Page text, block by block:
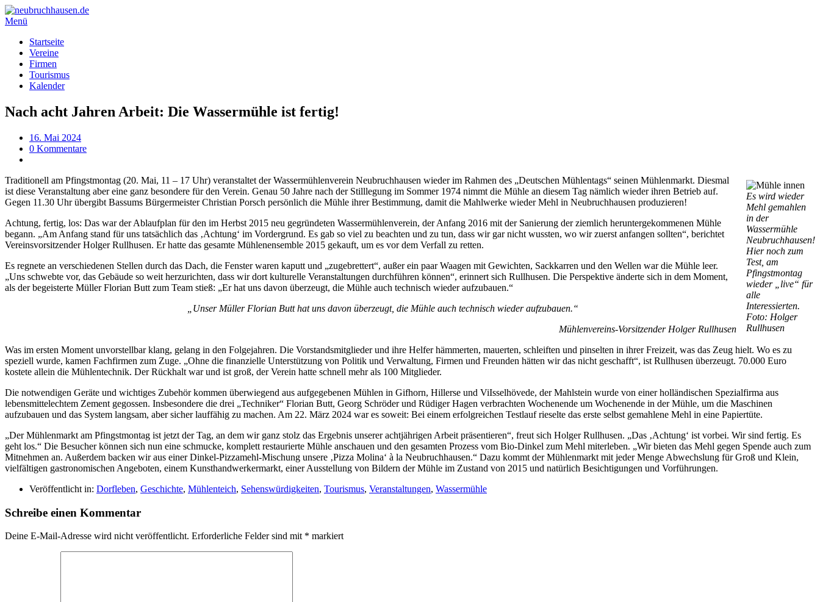
Menü
Startseite
Vereine
Firmen
Tourismus
Kalender
Nach acht Jahren Arbeit: Die Wassermühle ist fertig!
16. Mai 2024
0 Kommentare
Es wird wieder
Mehl gemahlen
in der
Wassermühle
Neubruchhausen!
Hier noch zum
Test, am
Pfingstmontag
wieder „live“ für
alle
Interessierten.
Foto: Holger
Rullhusen
Traditionell am Pfingstmontag (20. Mai, 11 – 17 Uhr) veranstaltet der Wassermühlenverein Neubruchhausen wieder im Rahmen des „Deutschen Mühlentags“ seinen Mühlenmarkt. Diesmal
ist diese Veranstaltung aber eine ganz besondere für den Verein. Genau 50 Jahre nach der Stilllegung im Sommer 1974 nimmt die Mühle an diesem Tag nämlich wieder ihren Betrieb auf.
Gegen 11.30 Uhr übergibt Bassums Bürgermeister Christian Porsch persönlich die Mühle ihrer Bestimmung, damit die Mahlwerke wieder Mehl in Neubruchhausen produzieren!
Achtung, fertig, los: Das war der Ablaufplan für den im Herbst 2015 neu gegründeten Wassermühlenverein, der Anfang 2016 mit der Sanierung der ziemlich heruntergekommenen Mühle
begann. „Am Anfang stand für uns tatsächlich das ‚Achtung‘ im Vordergrund. Es gab so viel zu beachten und zu tun, dass wir gar nicht wussten, wo wir zuerst anfangen sollten“, berichtet
Vereinsvorsitzender Holger Rullhusen. Er hatte das gesamte Mühlenensemble 2015 gekauft, um es vor dem Verfall zu retten.
Es regnete an verschiedenen Stellen durch das Dach, die Fenster waren kaputt und „zugebrettert“, außer ein paar Waagen mit Gewichten, Sackkarren und den Wellen war die Mühle leer.
„Uns schwebte vor, das Gebäude so weit herzurichten, dass wir dort kulturelle Veranstaltungen durchführen können“, erinnert sich Rullhusen. Die Perspektive änderte sich in dem Moment,
als der begeisterte Müller Florian Butt zum Team stieß: „Er hat uns davon überzeugt, die Mühle auch technisch wieder aufzubauen.“
„Unser Müller Florian Butt hat uns davon überzeugt, die Mühle auch technisch wieder aufzubauen.“
Mühlenvereins-Vorsitzender Holger Rullhusen
Was im ersten Moment unvorstellbar klang, gelang in den Folgejahren. Die Vorstandsmitglieder und ihre Helfer hämmerten, mauerten, schleiften und pinselten in ihrer Freizeit, was das Zeug hielt. Wo es zu
speziell wurde, kamen Fachfirmen zum Zuge. „Ohne die finanzielle Unterstützung von Politik und Verwaltung, Firmen und Freunden hätten wir das nicht geschafft“, ist Rullhusen überzeugt. 70.000 Euro
kostete allein die Mühlentechnik. Der Rückhalt war und ist groß, der Verein hatte schnell mehr als 100 Mitglieder.
Die notwendigen Geräte und wichtiges Zubehör kommen überwiegend aus aufgegebenen Mühlen in Gifhorn, Hillerse und ViIsselhövede, der Mahlstein wurde von einer holländischen Spezialfirma aus
lebensmittelechtem Zement gegossen. Insbesondere die drei „Techniker“ Florian Butt, Georg Schröder und Rüdiger Hagen verbrachten Wochenende um Wochenende in der Mühle, um die Maschinen
aufzubauen und das System langsam, aber sicher lauffähig zu machen. Am 22. März 2024 war es soweit: Bei einem erfolgreichen Testlauf rieselte das erste selbst gemahlene Mehl in eine Papiertüte.
„Der Mühlenmarkt am Pfingstmontag ist jetzt der Tag, an dem wir ganz stolz das Ergebnis unserer achtjährigen Arbeit präsentieren“, freut sich Holger Rullhusen. „Das ‚Achtung‘ ist vorbei. Wir sind fertig. Es
geht los.“ Die Besucher können sich nun eine schmucke, komplett restaurierte Mühle anschauen und den gesamten Prozess vom Bio-Dinkel zum Mehl miterleben. „Wir bieten das Mehl gegen Spende auch zum
Mitnehmen an. Außerdem backen wir aus einer Dinkel-Pizzamehl-Mischung unsere ‚Pizza Molina‘ à la Neubruchhausen.“ Dazu kommt der Mühlenmarkt mit jeder Menge Abwechslung für Groß und Klein,
vielfältigen gastronomischen Angeboten, einem Kunsthandwerkermarkt, einer Ausstellung von Bildern der Mühle im Zustand von 2015 und natürlich Besichtigungen und Vorführungen.
Veröffentlicht in: Dorfleben, Geschichte, Mühlenteich, Sehenswürdigkeiten, Tourismus, Veranstaltungen, Wassermühle
Schreibe einen Kommentar
Deine E-Mail-Adresse wird nicht veröffentlicht. Erforderliche Felder sind mit * markiert